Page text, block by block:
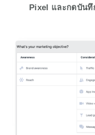
Pixel และกดบันทึ